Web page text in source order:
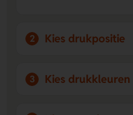
2 Kies drukpositie
3 Kies drukkleuren